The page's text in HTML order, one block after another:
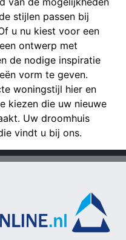
stijlen passen bij
u nu kiest voor een
ontwerp met
de nodige inspiratie
vorm te geven.
woningstijl hier en
kiezen die uw nieuwe
Uw droomhuis
vindt u bij ons.